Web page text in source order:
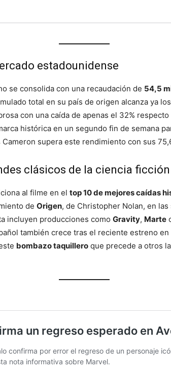
estadounidense
se consolida con una recaudación de 54,5
total en su país de origen alcanza ya los
con una caída de apenas el 32%
histórica en un segundo fin de semana
Cameron supera este rendimiento con sus
clásicos de la ciencia ficción
al filme en el top 10 de mejores caídas
de Origen, de Christopher Nolan, en
incluyen producciones como Gravity, Marte
también crece tras el reciente estreno
bombazo taquillero que precede a otros